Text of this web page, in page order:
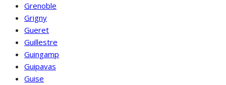
Grenoble
Grigny
Gueret
Guillestre
Guingamp
Guipavas
Guise